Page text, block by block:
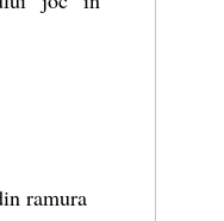
ramura